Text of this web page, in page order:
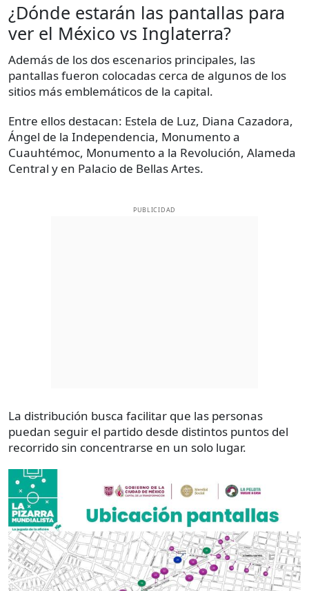
¿Dónde estarán las pantallas para
ver el México vs Inglaterra?
Además de los dos escenarios principales, las
pantallas fueron colocadas cerca de algunos de los
sitios más emblemáticos de la capital.
Entre ellos destacan: Estela de Luz, Diana Cazadora,
Ángel de la Independencia, Monumento a
Cuauhtémoc, Monumento a la Revolución, Alameda
Central y en Palacio de Bellas Artes.
PUBLICIDAD
La distribución busca facilitar que las personas
puedan seguir el partido desde distintos puntos del
recorrido sin concentrarse en un solo lugar.